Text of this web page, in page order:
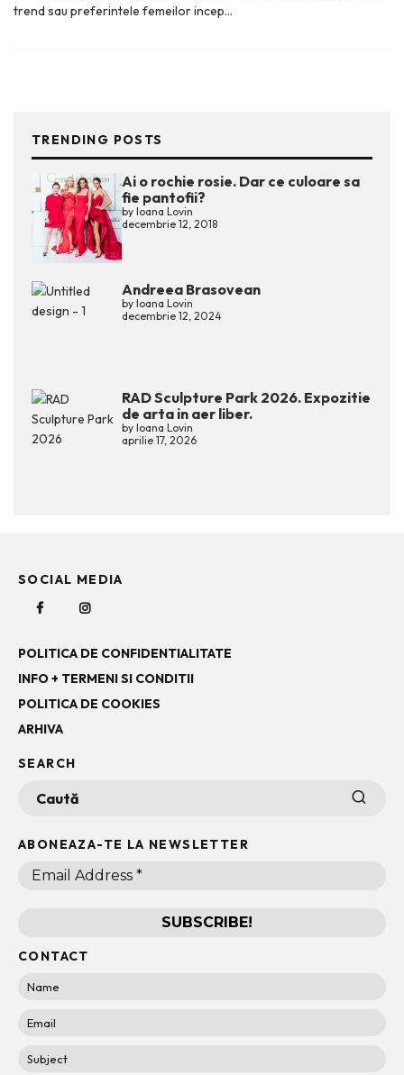
trend sau preferintele femeilor incep...
TRENDING POSTS
Ai o rochie rosie. Dar ce culoare sa
fie pantofii?
by Ioana Lovin
decembrie 12, 2018
Andreea Brasovean
by Ioana Lovin
decembrie 12, 2024
RAD Sculpture Park 2026. Expozitie
de arta in aer liber.
by Ioana Lovin
aprilie 17, 2026
SOCIAL MEDIA
POLITICA DE CONFIDENTIALITATE
INFO + TERMENI SI CONDITII
POLITICA DE COOKIES
ARHIVA
SEARCH
ABONEAZA-TE LA NEWSLETTER
CONTACT